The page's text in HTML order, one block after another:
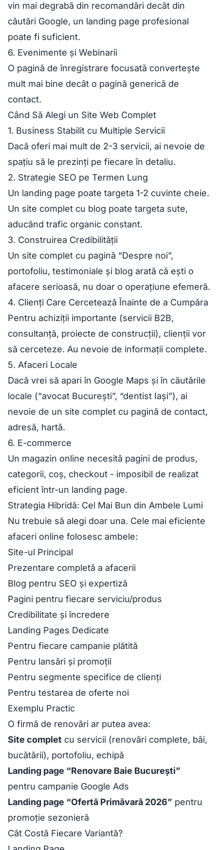
vin mai degrabă din recomandări decât din
căutări Google, un landing page profesional
poate fi suficient.
6. Evenimente și Webinarii
O pagină de înregistrare focusată convertește
mult mai bine decât o pagină generică de
contact.
Când Să Alegi un Site Web Complet
1. Business Stabilit cu Multiple Servicii
Dacă oferi mai mult de 2-3 servicii, ai nevoie de
spațiu să le prezinți pe fiecare în detaliu.
2. Strategie SEO pe Termen Lung
Un landing page poate targeta 1-2 cuvinte cheie.
Un site complet cu blog poate targeta sute,
aducând trafic organic constant.
3. Construirea Credibilității
Un site complet cu pagină “Despre noi”,
portofoliu, testimoniale și blog arată că ești o
afacere serioasă, nu doar o operațiune efemeră.
4. Clienți Care Cercetează Înainte de a Cumpăra
Pentru achiziții importante (servicii B2B,
consultanță, proiecte de construcții), clienții vor
să cerceteze. Au nevoie de informații complete.
5. Afaceri Locale
Dacă vrei să apari în Google Maps și în căutările
locale (“avocat București”, “dentist Iași”), ai
nevoie de un site complet cu pagină de contact,
adresă, hartă.
6. E-commerce
Un magazin online necesită pagini de produs,
categorii, coș, checkout - imposibil de realizat
eficient într-un landing page.
Strategia Hibridă: Cel Mai Bun din Ambele Lumi
Nu trebuie să alegi doar una. Cele mai eficiente
afaceri online folosesc ambele:
Site-ul Principal
Prezentare completă a afacerii
Blog pentru SEO și expertiză
Pagini pentru fiecare serviciu/produs
Credibilitate și încredere
Landing Pages Dedicate
Pentru fiecare campanie plătită
Pentru lansări și promoții
Pentru segmente specifice de clienți
Pentru testarea de oferte noi
Exemplu Practic
O firmă de renovări ar putea avea:
Site complet cu servicii (renovări complete, băi,
bucătării), portofoliu, echipă
Landing page “Renovare Baie București”
pentru campanie Google Ads
Landing page “Ofertă Primăvară 2026” pentru
promoție sezonieră
Cât Costă Fiecare Variantă?